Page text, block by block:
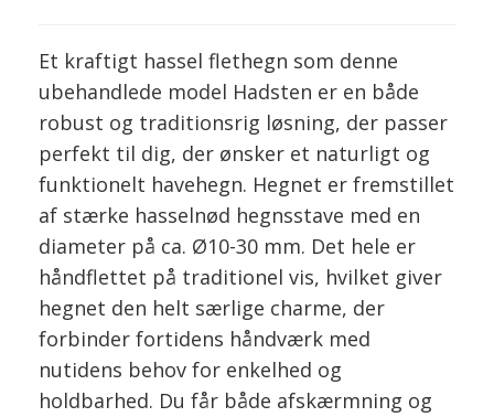
Et kraftigt hassel flethegn som denne
ubehandlede model Hadsten er en både
robust og traditionsrig løsning, der passer
perfekt til dig, der ønsker et naturligt og
funktionelt havehegn. Hegnet er fremstillet
af stærke hasselnød hegnsstave med en
diameter på ca. Ø10-30 mm. Det hele er
håndflettet på traditionel vis, hvilket giver
hegnet den helt særlige charme, der
forbinder fortidens håndværk med
nutidens behov for enkelhed og
holdbarhed. Du får både afskærmning og